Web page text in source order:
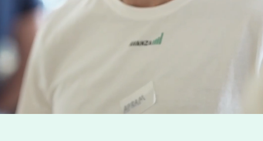
Hos oss får du växa och utvecklas
tillsammans med andra som också brinner
för att göra sparande mer lättillgängligt.
Spana in våra lediga tjänster och ansök idag
– vi ser fram emot att lära känna dig!